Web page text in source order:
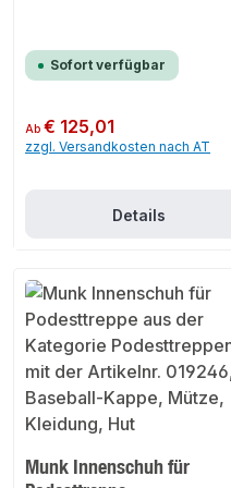
Sofort verfügbar
Regulärer Preis:
Ab€ 125,01
zzgl. Versandkosten nach AT
Details
Munk Innenschuh für